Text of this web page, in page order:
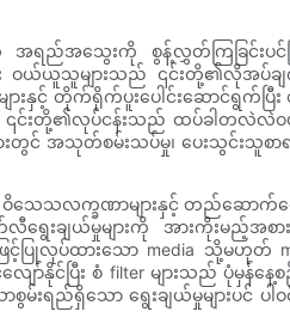
အသွေးကို စွန့်လွှတ်ကြခြင်းပင်
ြီး ဝယ်ယူသူများသည် ၎င်းတို့၏လိုအ
နှင့် တိုက်ရိုက်ပူးပေါင်းဆောင်ရွက်ပ
င်းတို့၏လုပ်ငန်းသည် ထပ်ခါတလဲလဲဝယ်ယူ
အသုတ်စမ်းသပ်မှု၊ ပေးသွင်းသူစာရင်
သေသလက္ခဏာများနှင့် တည်ဆောက်ရ
ျယ်မှုများကို အားကိုးမည့်အစား
ြုလုပ်ထားသော media သို့မဟုတ်
ာ်နိုင်ပြီး စံ filter များသည် ပုံမှန်
စွမ်းရည်ရှိသော ရွေးချယ်မှုများပင် ပ